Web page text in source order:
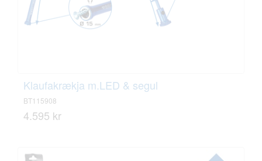
Klaufakrækja m.LED & segul
BT115908
4.595 kr